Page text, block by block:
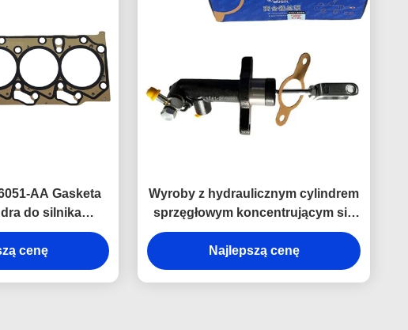
AA Gasketa
do silnika
JMC Ford V348
precyzyjne
cenę
Wyroby z hydraulicznym cylindrem
sprzęgłowym koncentrującym się
na bezpieczeństwie JP2-7A543-AB
dla JMC Classic Yuhu i Yuhu 3
Engineered
Najlepszą cenę